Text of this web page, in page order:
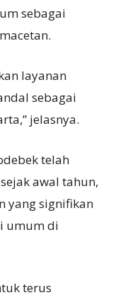
sebagai
layanan
sebagai
jelasnya.
telah
awal tahun,
yang signifikan
umum di
terus